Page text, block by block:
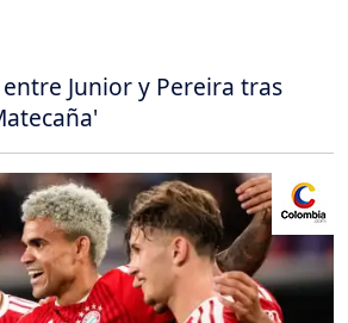
Junior y Pereira tras